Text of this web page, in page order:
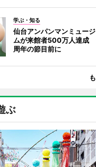
学ぶ・知る
仙台アンパンマンミュー
ムが来館者500万人達成
周年の節目前に
ぶ